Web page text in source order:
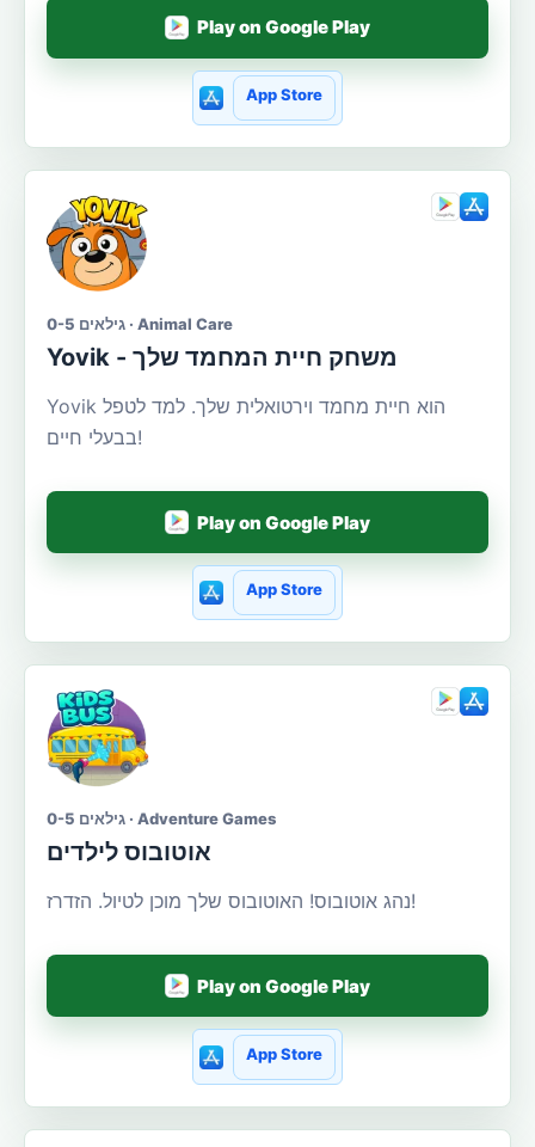
Play on Google Play
App Store
גילאים 0-5 · Animal Care
Yovik - משחק חיית המחמד שלך
Yovik הוא חיית מחמד וירטואלית שלך. למד לטפל
בבעלי חיים!
Play on Google Play
App Store
גילאים 0-5 · Adventure Games
אוטובוס לילדים
נהג אוטובוס! האוטובוס שלך מוכן לטיול. הזדרז!
Play on Google Play
App Store